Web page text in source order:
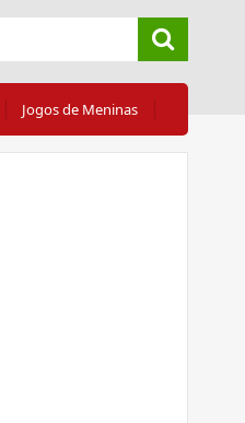
Jogos de Meninas